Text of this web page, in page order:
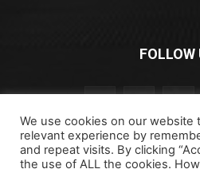
FOLLOW
We use cookies on our website
relevant experience by
and repeat visits. By clicking
the use of ALL the cookies.